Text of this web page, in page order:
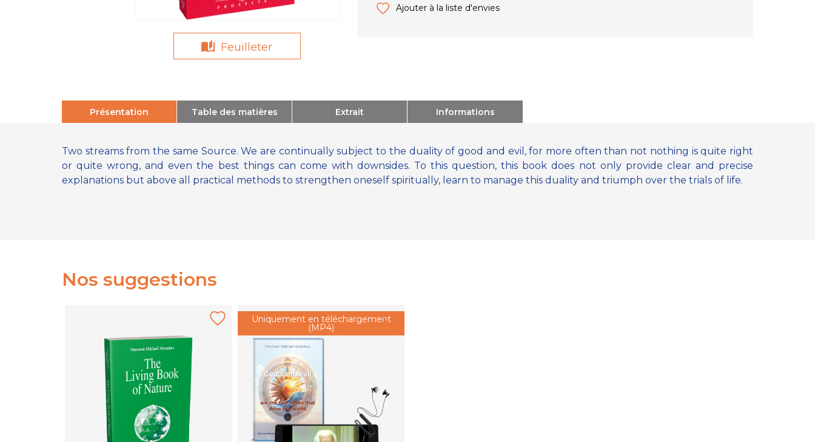
Feuilleter
Ajouter à la liste d'envies
Présentation Table des matières Extrait Informations
Two streams from the same Source. We are continually subject to the duality of good and evil, for more often than not nothing is quite right
or quite wrong, and even the best things can come with downsides. To this question, this book does not only provide clear and precise
explanations but above all practical methods to strengthen oneself spiritually, learn to manage this duality and triumph over the trials of life.
Nos suggestions
Uniquement en téléchargement
(MP4)